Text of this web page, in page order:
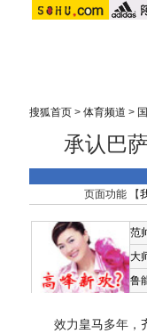
搜狐首页> 体育频道 >
承认巴
页面功能 【
范
大
鲁
效力皇马多年，